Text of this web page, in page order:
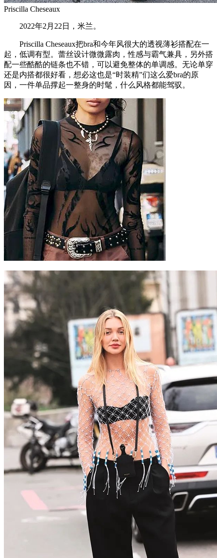
Priscilla Cheseaux
2022年2月22日，米兰。
Priscilla Cheseaux把bra和今年风很大的透视薄衫搭配在一
起，低调有型。蕾丝设计微微露肉，性感与霸气兼具，另外搭
配一些酷酷的链条也不错，可以避免整体的单调感。无论单穿
还是内搭都很好看，想必这也是“时装精”们这么爱bra的原
因，一件单品撑起一整身的时髦，什么风格都能驾驭。